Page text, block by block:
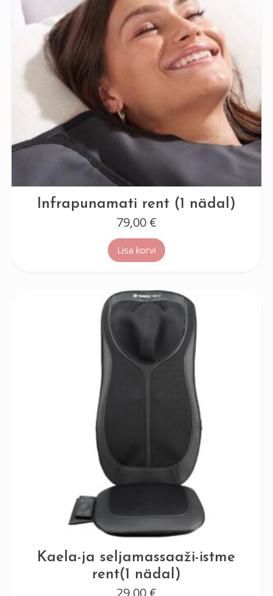
Infrapunamati rent (1 nädal)
79,00 €
Lisa korvi
Kaela-ja seljamassaaži-istme
rent(1 nädal)